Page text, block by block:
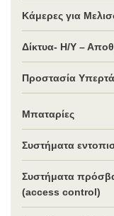
Κάμερες για
Δίκτυα- Η/Υ –
Προστασία
Μπαταρίες
Συστήματα
Συστήματα
(access control)